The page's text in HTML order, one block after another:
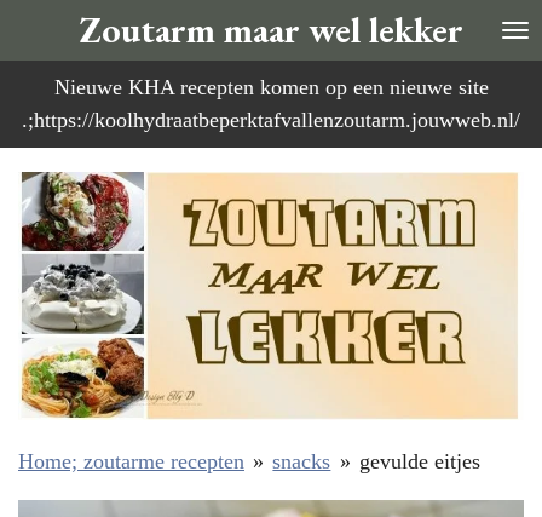
direct
naar
de
Zoutarm maar wel lekker
Nieuwe KHA recepten komen op een nieuwe site
.;https://koolhydraatbeperktafvallenzoutarm.jouwweb.nl/
Home; zoutarme recepten » snacks » gevulde eitjes